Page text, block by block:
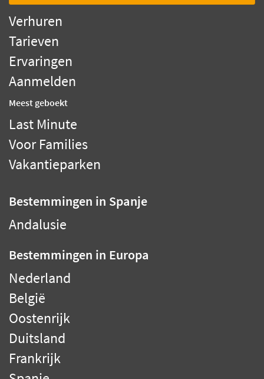
Verhuren
Tarieven
Ervaringen
Aanmelden
Meest geboekt
Last Minute
Voor Families
Vakantieparken
Bestemmingen in Spanje
Andalusie
Bestemmingen in Europa
Nederland
België
Oostenrijk
Duitsland
Frankrijk